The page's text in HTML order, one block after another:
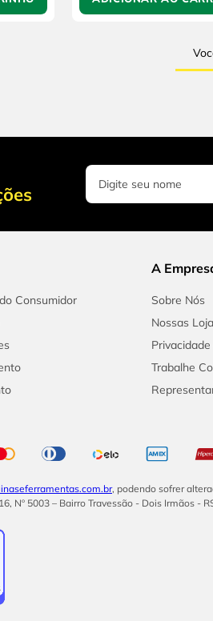
Consumidor
A
Sobre Nós
Nossas
Trabalhe
, podendo sofrer
Nº 5003 – Bairro Travessão - Dois Irmãos -